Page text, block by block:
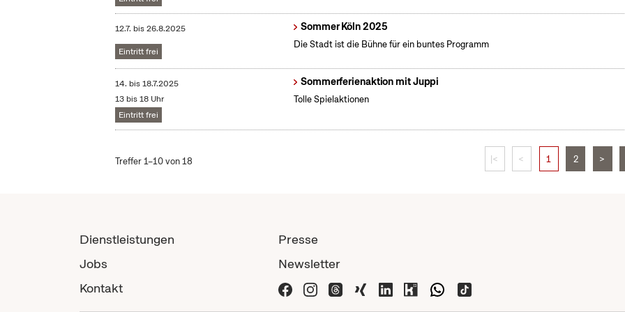
12.7. bis26.8.2025
Eintritt frei
Sommer Köln 2025
Die Stadt ist die Bühne für ein buntes Programm
14. bis18.7.2025
13 bis 18 Uhr
Eintritt frei
Sommerferienaktion mit Juppi
Tolle Spielaktionen
Treffer 1–10 von 18 |< < 1 2 >
Dienstleistungen
Jobs
Kontakt
Presse
Newsletter